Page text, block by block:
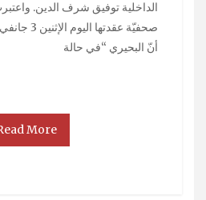
الداخلية توفيق شرف الدين.
أنّ البحيري “في حالة
More